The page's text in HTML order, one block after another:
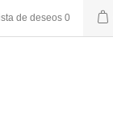
de deseos 0